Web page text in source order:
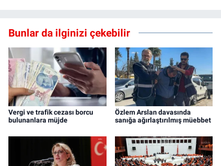
Bunlar da ilginizi çekebilir
Vergi ve trafik cezası borcu
bulunanlara müjde
Özlem Arslan davasında
sanığa ağırlaştırılmış müebbet